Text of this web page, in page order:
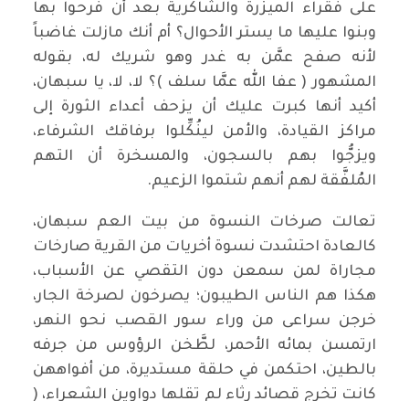
على فقراء الميزرة والشاكرية بعد أن فرحوا بها
وبنوا عليها ما يستر الأحوال؟ أم أنك مازلت غاضباً
لأنه صفح عمَّن به غدر وهو شريك له، بقوله
المشهور ( عفا الله عمَّا سلف )؟ لا، لا، يا سبهان،
أكيد أنها كبرت عليك أن يزحف أعداء الثورة إلى
مراكز القيادة، والأمن لينُكِّلوا برفاقك الشرفاء،
ويزجُّوا بهم بالسجون، والمسخرة أن التهم
المُلفَّقة لهم أنهم شتموا الزعيم.
تعالت صرخات النسوة من بيت العم سبهان،
كالعادة احتشدت نسوة أخريات من القرية صارخات
مجاراة لمن سمعن دون التقصي عن الأسباب،
هكذا هم الناس الطيبون؛ يصرخون لصرخة الجار،
خرجن سراعى من وراء سور القصب نحو النهر،
ارتمسن بمائه الأحمر، لطَّخن الرؤوس من جرفه
بالطين، احتكمن في حلقة مستديرة، من أفواههن
كانت تخرج قصائد رثاء لم تقلها دواوين الشعراء، (